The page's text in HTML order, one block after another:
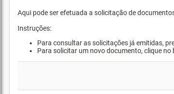
Aqui pode ser efetuada a solicitação de
Instruções:
Para consultar as solicitações já emitidas,
Para solicitar um novo documento, clique no